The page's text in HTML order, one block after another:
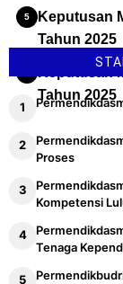
Keputusan
Tahun 2025
Tahun 2025
Proses
Kompetensi
Tenaga